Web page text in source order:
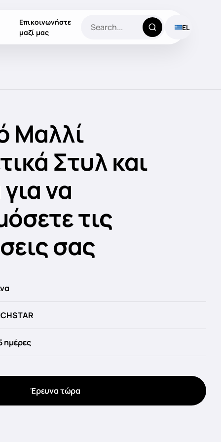
Επικοινωνήστε
μαζί μας
EL
Μαλλί
Στυλ και
να
τις
σας
ημέρες
Έρευνα τώρα